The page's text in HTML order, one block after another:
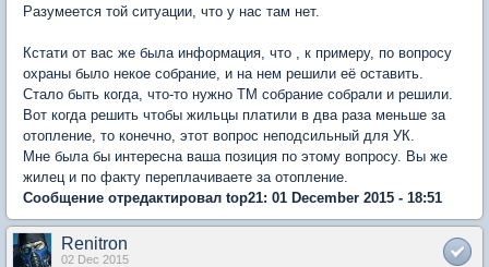
Разумеется той ситуации, что у нас там нет.
Кстати от вас же была информация, что , к примеру, по вопросу
охраны было некое собрание, и на нем решили её оставить.
Стало быть когда, что-то нужно ТМ собрание собрали и решили.
Вот когда решить чтобы жильцы платили в два раза меньше за
отопление, то конечно, этот вопрос неподсильный для УК.
Мне была бы интересна ваша позиция по этому вопросу. Вы же
жилец и по факту переплачиваете за отопление.
Сообщение отредактировал top21: 01 December 2015 - 18:51
Renitron
02 Dec 2015